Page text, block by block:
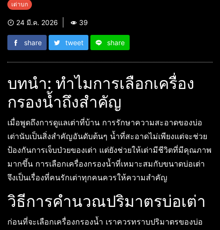
เต่าบก
24 มี.ค. 2026 39
share tweet share
บทนำ: ทำไมการเลือกเครื่อง
กรองน้ำถึงสำคัญ
เมื่อพูดถึงการดูแลเต่าที่บ้าน การรักษาความสะอาดของบ่อ
เต่านับเป็นสิ่งสำคัญอันดับต้นๆ น้ำที่สะอาดไม่เพียงแต่จะช่วย
ป้องกันการเจ็บป่วยของเต่า แต่ยังช่วยให้เต่ามีชีวิตที่มีคุณภาพ
มากขึ้น การเลือกเครื่องกรองน้ำที่เหมาะสมกับขนาดบ่อเต่า
จึงเป็นเรื่องที่คนรักเต่าทุกคนควรให้ความสำคัญ
วิธีการคำนวณปริมาตรบ่อเต่า
ก่อนที่จะเลือกเครื่องกรองน้ำ เราควรทราบปริมาตรของบ่อ